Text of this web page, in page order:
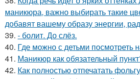
маникюра, важно выбирать такие
добавят вашему образу энергии,
39. - болит. До слёз.
40. Где можно с детьми посмотреть
41. Маникюр как oбязательный
42. Как полностью отпечатать